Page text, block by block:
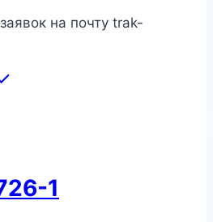
на почту trak-
1